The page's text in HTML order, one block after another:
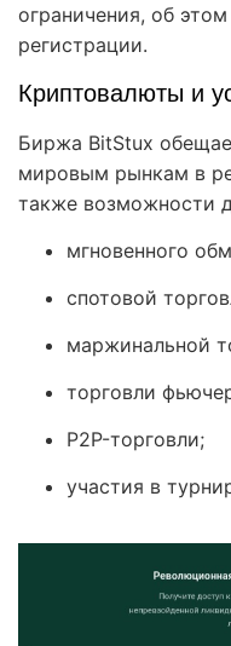
ограничения, об
регистрации.
Криптовалюты и
Биржа BitStux
мировым рынкам в
также возможности
мгновенного
спотовой
маржинальной
торговли
P2P-торговли;
участия в